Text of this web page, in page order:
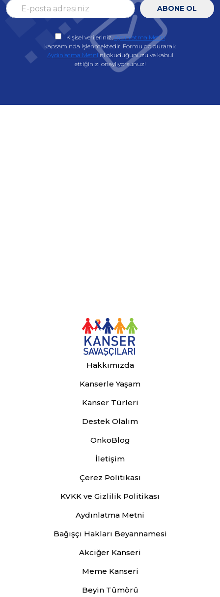
ABONE OL
Kişisel verileriniz, Aydınlatma Metni
kapsamında işlenmektedir. Formu doldurarak
Aydınlatma Metni'ni okuduğunuzu ve kabul
ettiğinizi onaylıyorsunuz!
Hakkımızda
Kanserle Yaşam
Kanser Türleri
Destek Olalım
OnkoBlog
İletişim
Çerez Politikası
KVKK ve Gizlilik Politikası
Aydınlatma Metni
Bağışçı Hakları Beyannamesi
Akciğer Kanseri
Meme Kanseri
Beyin Tümörü